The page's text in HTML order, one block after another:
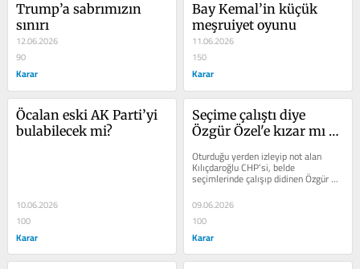
Trump’a sabrımızın
sınırı
12.06.2026
90
Karar
Bay Kemal’in küçük
meşruiyet oyunu
11.06.2026
150
Karar
Öcalan eski AK Parti’yi
bulabilecek mi?
10.06.2026
100
Karar
Seçime çalıştı diye
Özgür Özel'e kızar mı
Oturduğu yerden izleyip not alan
Kılıçdaroğlu CHP’si, belde
seçimlerinde çalışıp didinen Özgür
Özel CHP’sini suçluyor. Sizin...
09.06.2026
100
Karar